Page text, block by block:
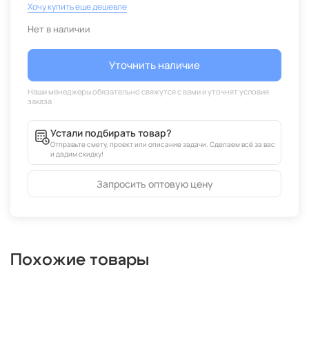
Хочу купить еще дешевле
Нет в наличии
Уточнить наличие
Устали подбирать товар?
Отправьте смету, проект или описание задачи. Сделаем всё за вас
и дадим скидку!
Запросить оптовую цену
Похожие товары